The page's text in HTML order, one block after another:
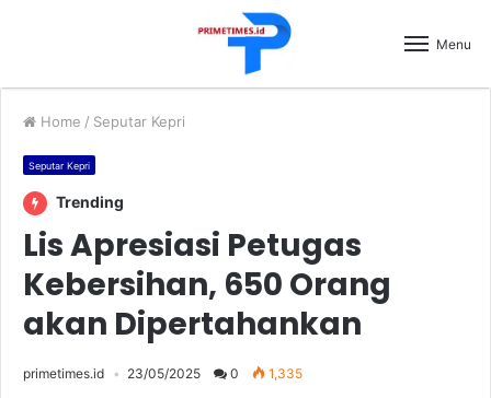
Menu
Home / Seputar Kepri
Seputar Kepri
Trending
Lis Apresiasi Petugas
Kebersihan, 650 Orang
akan Dipertahankan
primetimes.id 23/05/2025 0 1,335